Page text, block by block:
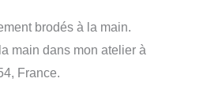
brodés à la main.
main dans mon atelier à
France.